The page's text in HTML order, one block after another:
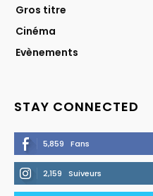
Gros titre
Cinéma
Evènements
STAY CONNECTED
5,859 Fans
2,159 Suiveurs